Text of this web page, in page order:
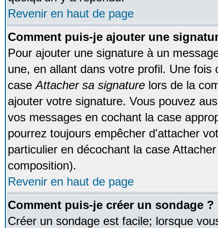
Revenir en haut de page
Comment puis-je ajouter une
Pour ajouter une signature à un
une, en allant dans votre profil. Une fois
caseAttacher sa signature lors de la
ajouter votre signature. Vous pouvez
vos messages en cochant la case
pourrez toujours empêcher d'attacher
particulier en décochant la case
composition).
Revenir en haut de page
Comment puis-je créer un sondage ?
Créer un sondage est facile; lorsque